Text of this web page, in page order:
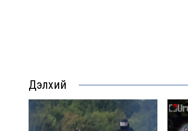
Дэлхий